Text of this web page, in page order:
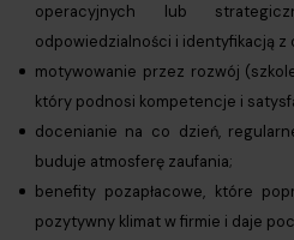
operacyjnych lub
odpowiedzialności i identyfikacją z
motywowanie przez rozwój
który podnosi kompetencje i
docenianie na co dzień,
buduje atmosferę zaufania;
benefity pozapłacowe, które
pozytywny klimat w firmie i daje